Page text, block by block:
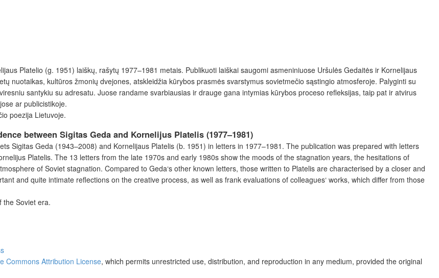
Platelio (g. 1951) laiškų, rašytų 1977–1981 metais. Publikuoti laiškai saugomi asmeniniuose Uršulės Gedaitės ir Kornelijaus
nuotaikas, kultūros žmonių dvejones, atskleidžia kūrybos prasmės svarstymus sovietmečio sąstingio atmosferoje. Palyginti su
santykiu su adresatu. Juose randame svarbiausias ir drauge gana intymias kūrybos proceso refleksijas, taip pat ir atvirus
ar publicistikoje.
poezija Lietuvoje.
between Sigitas Geda and Kornelijus Platelis (1977–1981)
Sigitas Geda (1943–2008) and Kornelijaus Platelis (b. 1951) in letters in 1977–1981. The publication was prepared with letters
Platelis. The 13 letters from the late 1970s and early 1980s show the moods of the stagnation years, the hesitations of
of Soviet stagnation. Compared to Geda‘s other known letters, those written to Platelis are characterised by a closer and
and quite intimate reflections on the creative process, as well as frank evaluations of colleagues‘ works, which differ from those
the Soviet era.
Commons Attribution License, which permits unrestricted use, distribution, and reproduction in any medium, provided the original